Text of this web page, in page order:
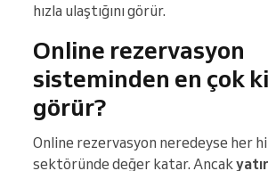
hızla ulaştığını görür.
Online rezervasyon
sisteminden en çok
görür?
Online rezervasyon neredeyse her
sektöründe değer katar. Ancak